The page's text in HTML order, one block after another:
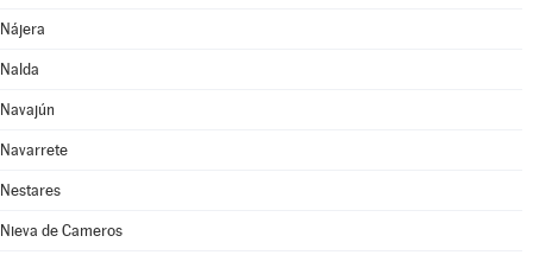
Nájera
Nalda
Navajún
Navarrete
Nestares
Nieva de Cameros